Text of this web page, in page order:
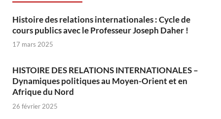
Histoire des relations internationales : Cycle de
cours publics avec le Professeur Joseph Daher !
17 mars 2025
HISTOIRE DES RELATIONS INTERNATIONALES –
Dynamiques politiques au Moyen-Orient et en
Afrique du Nord
26 février 2025